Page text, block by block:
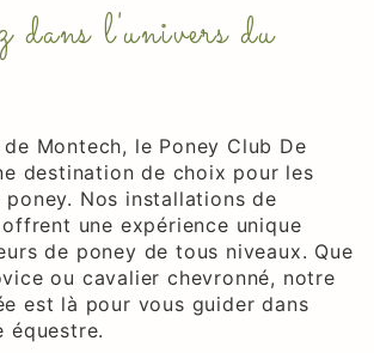
l'univers du
Montech, le Poney Club De
destination de choix pour les
poney. Nos installations de
une expérience unique
de poney de tous niveaux. Que
ou cavalier chevronné, notre
est là pour vous guider dans
équestre.